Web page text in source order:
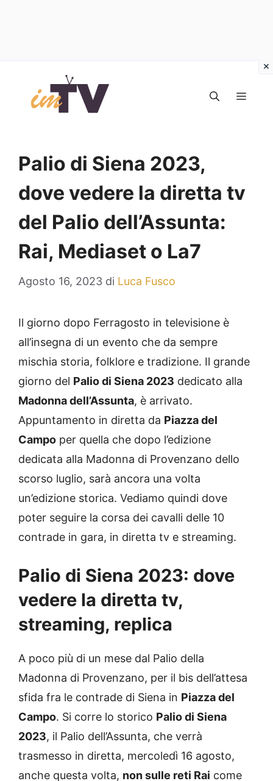
contenuto
Palio di Siena 2023,
dove vedere la diretta tv
del Palio dell’Assunta:
Rai, Mediaset o La7
Agosto 16, 2023 di Luca Fusco
Il giorno dopo Ferragosto in televisione è
all’insegna di un evento che da sempre
mischia storia, folklore e tradizione. Il grande
giorno del Palio di Siena 2023 dedicato alla
Madonna dell’Assunta, è arrivato.
Appuntamento in diretta da Piazza del
Campo per quella che dopo l’edizione
dedicata alla Madonna di Provenzano dello
scorso luglio, sarà ancora una volta
un’edizione storica. Vediamo quindi dove
poter seguire la corsa dei cavalli delle 10
contrade in gara, in diretta tv e streaming.
Palio di Siena 2023: dove
vedere la diretta tv,
streaming, replica
A poco più di un mese dal Palio della
Madonna di Provenzano, per il bis dell’attesa
sfida fra le contrade di Siena in Piazza del
Campo. Si corre lo storico Palio di Siena
2023, il Palio dell’Assunta, che verrà
trasmesso in diretta, mercoledì 16 agosto,
anche questa volta, non sulle reti Rai come